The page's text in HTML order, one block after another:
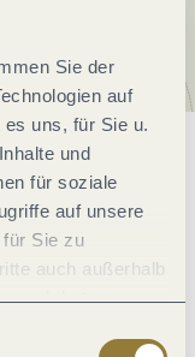
Sie der
auf
uns, für Sie u.
und
für soziale
auf unsere
Sie zu
auch außerhalb
und dort